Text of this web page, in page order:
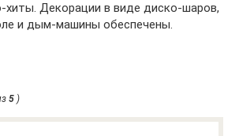
хиты. Декорации в виде диско-шаров,
и дым-машины обеспечены.
5 )